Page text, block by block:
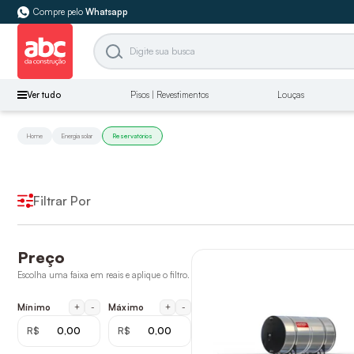
Compre pelo Whatsapp
Ver tudo Pisos | Revestimentos Louças
Home Energia solar Reservatórios
Filtrar Por
Preço
Escolha uma faixa em reais e aplique o filtro.
Mínimo + -
R$
Máximo + -
R$